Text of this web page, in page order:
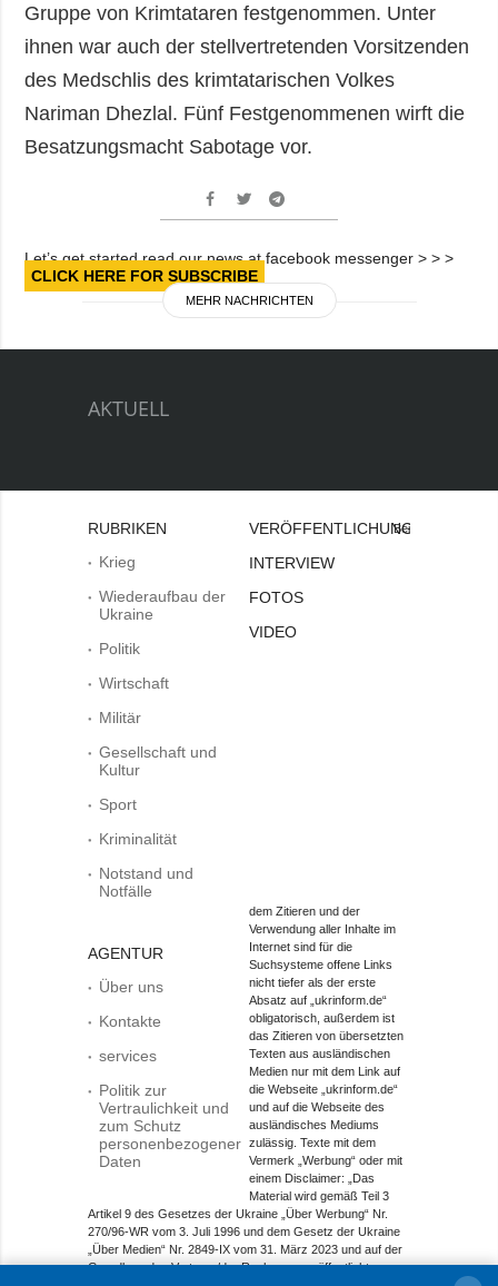
Gruppe von Krimtataren festgenommen. Unter
ihnen war auch der stellvertretenden Vorsitzenden
des Medschlis des krimtatarischen Volkes
Nariman Dhezlal. Fünf Festgenommenen wirft die
Besatzungsmacht Sabotage vor.
Let’s get started read our news at facebook messenger > > >
CLICK HERE FOR SUBSCRIBE
MEHR NACHRICHTEN
AKTUELL
RUBRIKEN
Krieg
Wiederaufbau der
Ukraine
Politik
Wirtschaft
Militär
Gesellschaft und
Kultur
Sport
Kriminalität
Notstand und
Notfälle
AGENTUR
Über uns
Kontakte
services
Politik zur
Vertraulichkeit und
zum Schutz
personenbezogener
Daten
VERÖFFENTLICHUNGEN
INTERVIEW
FOTOS
VIDEO
Bei
dem Zitieren und der
Verwendung aller Inhalte im
Internet sind für die
Suchsysteme offene Links
nicht tiefer als der erste
Absatz auf „ukrinform.de“
obligatorisch, außerdem ist
das Zitieren von übersetzten
Texten aus ausländischen
Medien nur mit dem Link auf
die Webseite „ukrinform.de“
und auf die Webseite des
ausländisches Mediums
zulässig. Texte mit dem
Vermerk „Werbung“ oder mit
einem Disclaimer: „Das
Material wird gemäß Teil 3
Artikel 9 des Gesetzes der Ukraine „Über Werbung“ Nr.
270/96-WR vom 3. Juli 1996 und dem Gesetz der Ukraine
„Über Medien“ Nr. 2849-IX vom 31. März 2023 und auf der
Grundlage des Vertrags/der Rechnung veröffentlicht.